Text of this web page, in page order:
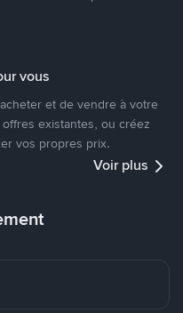
vous
et de vendre à votre
existantes, ou créez
vos propres prix.
Voir plus